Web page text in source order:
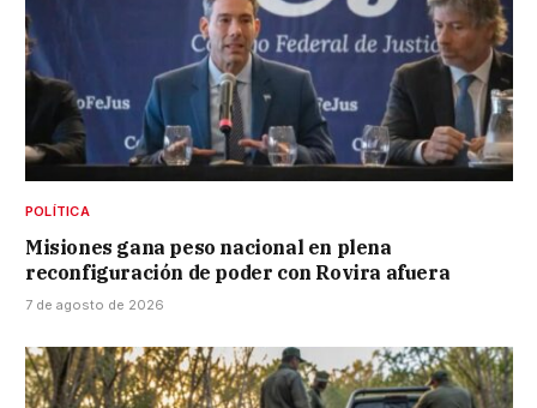
POLÍTICA
Misiones gana peso nacional en plena
reconfiguración de poder con Rovira afuera
7 de agosto de 2026